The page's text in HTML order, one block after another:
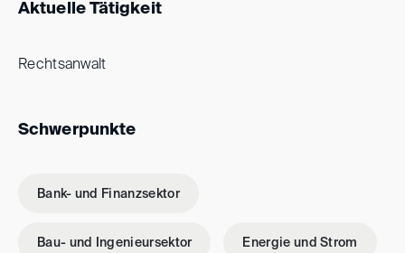
Aktuelle Tätigkeit
Rechtsanwalt
Schwerpunkte
Bank- und Finanzsektor
Bau- und Ingenieursektor Energie und Strom